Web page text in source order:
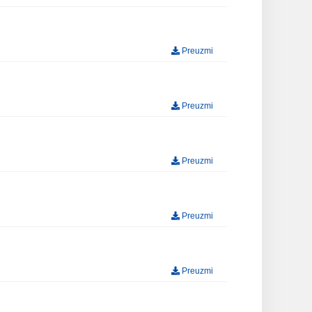
Preuzmi
Preuzmi
Preuzmi
Preuzmi
Preuzmi